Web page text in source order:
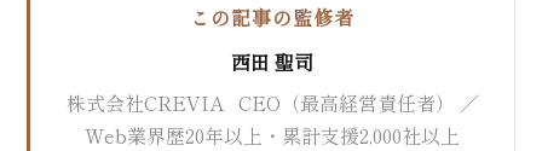
この記事の監修者
西田 聖司
株式会社CREVIA CEO（最高経営責任者） ／
Web業界歴20年以上・累計支援2,000社以上